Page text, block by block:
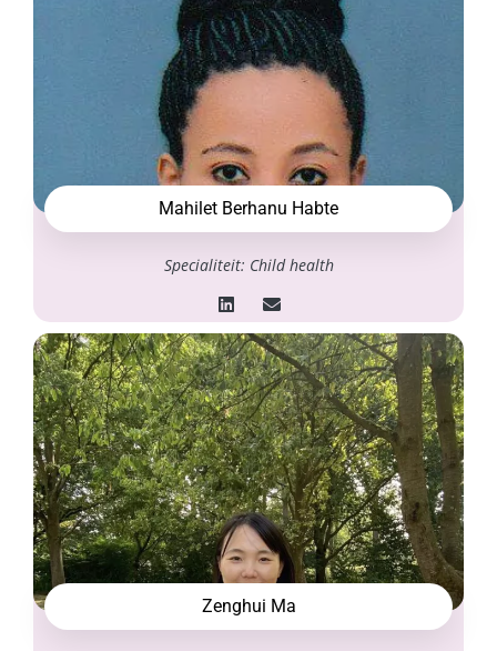
Mahilet Berhanu Habte
Specialiteit: Child health
Zenghui Ma